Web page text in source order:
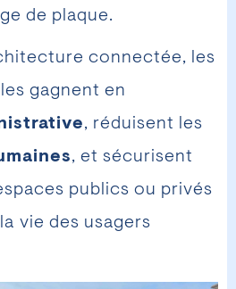
de plaque.
connectée, les
gagnent en
, réduisent les
, et sécurisent
publics ou privés
vie des usagers